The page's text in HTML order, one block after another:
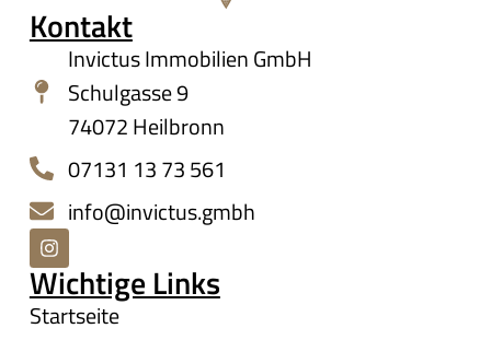
Kontakt
Invictus Immobilien GmbH
Schulgasse 9
74072 Heilbronn
07131 13 73 561
info@invictus.gmbh
Wichtige Links
Startseite